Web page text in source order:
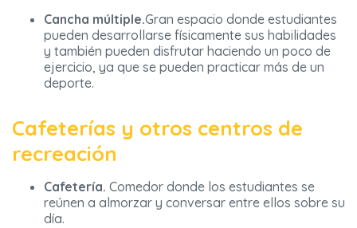
Cancha múltiple.Gran espacio donde estudiantes
pueden desarrollarse físicamente sus habilidades
y también pueden disfrutar haciendo un poco de
ejercicio, ya que se pueden practicar más de un
deporte.
Cafeterías y otros centros de
recreación
Cafetería. Comedor donde los estudiantes se
reúnen a almorzar y conversar entre ellos sobre su
día.